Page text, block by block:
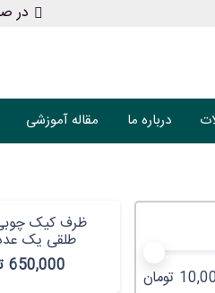
در
درباره ما مقاله آموزشی
تومان
ظرف کیک
طلقی یک
650,000